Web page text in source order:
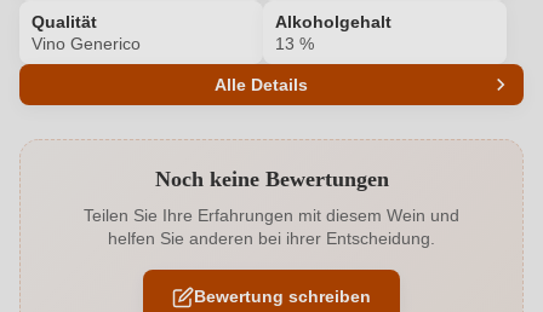
Qualität
Vino Generico
Alkoholgehalt
13 %
Alle Details
Alkoholgehalt in % 13 %
Allergene Enthält Sulfite
Bio EU
Noch keine Bewertungen
Teilen Sie Ihre Erfahrungen mit diesem Wein und
helfen Sie anderen bei ihrer Entscheidung.
Bewertung schreiben